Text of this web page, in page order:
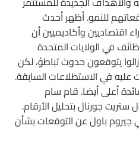
للنمو. أظهر أحدث
اقتصاديين وأكاديميين أن
في الولايات المتحدة
يتوقعون حدوث تباطؤ، لكن
عليه في الاستطلاعات السابقة.
أعلى أيضا. قام سام
جورنال بتحليل الأرقام.
جيروم باول عن التوقعات بشأن